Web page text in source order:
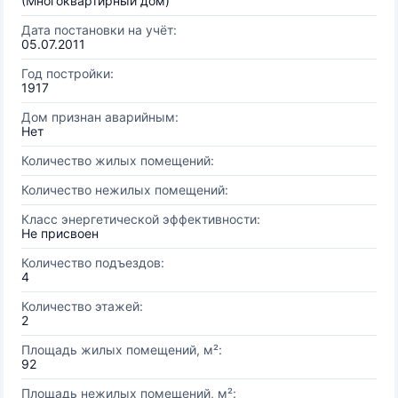
Дата постановки на учёт:
05.07.2011
Год постройки:
1917
Дом признан аварийным:
Нет
Количество жилых помещений:
Количество нежилых помещений:
Класс энергетической эффективности:
Не присвоен
Количество подъездов:
4
Количество этажей:
2
Площадь жилых помещений, м²:
92
Площадь нежилых помещений, м²: